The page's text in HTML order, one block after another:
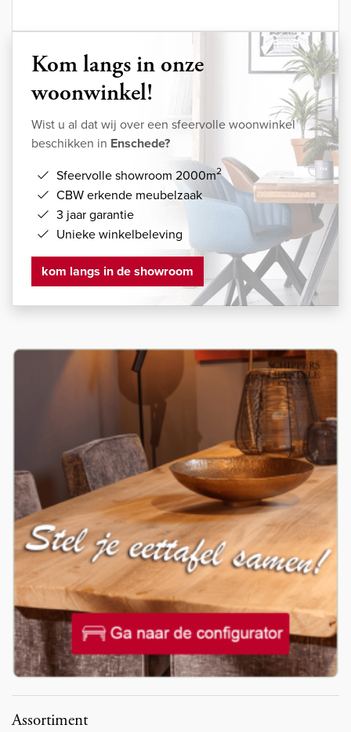
Assortiment
Kom langs in onze
woonwinkel!
Wist u al dat wij over een sfeervolle woonwinkel
beschikken in Enschede?
Sfeervolle showroom 2000m2
CBW erkende meubelzaak
3 jaar garantie
Unieke winkelbeleving
kom langs in de showroom